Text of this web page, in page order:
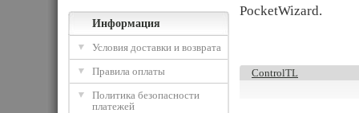
Информация
Условия доставки и возврата
Правила оплаты
Политика безопасности
платежей
PocketWizard.
ControlTL